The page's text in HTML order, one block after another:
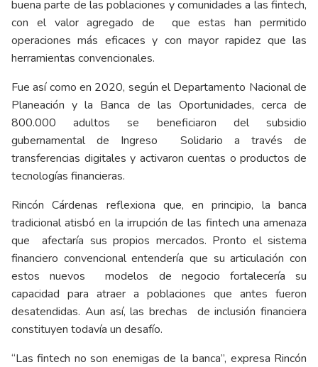
buena parte de las poblaciones y comunidades a las fintech,
con el valor agregado de que estas han permitido
operaciones más eficaces y con mayor rapidez que las
herramientas convencionales.
Fue así como en 2020, según el Departamento Nacional de
Planeación y la Banca de las Oportunidades, cerca de
800.000 adultos se beneficiaron del subsidio
gubernamental de Ingreso Solidario a través de
transferencias digitales y activaron cuentas o productos de
tecnologías financieras.
Rincón Cárdenas reflexiona que, en principio, la banca
tradicional atisbó en la irrupción de las fintech una amenaza
que afectaría sus propios mercados. Pronto el sistema
financiero convencional entendería que su articulación con
estos nuevos modelos de negocio fortalecería su
capacidad para atraer a poblaciones que antes fueron
desatendidas. Aun así, las brechas de inclusión financiera
constituyen todavía un desafío.
“Las fintech no son enemigas de la banca”, expresa Rincón